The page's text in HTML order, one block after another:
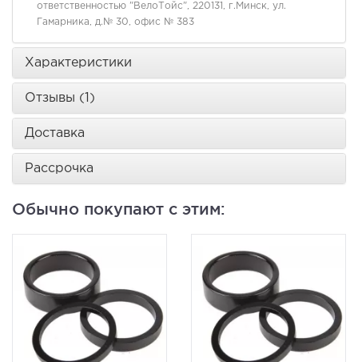
ответственностью "ВелоТойс", 220131, г.Минск, ул.
Гамарника, д.№ 30, офис № 383
Характеристики
Отзывы (1)
Доставка
Рассрочка
Обычно покупают с этим: